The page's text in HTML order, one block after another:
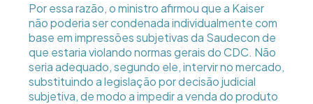
Por essa razão, o ministro afirmou que a Kaiser
não poderia ser condenada individualmente com
base em impressões subjetivas da Saudecon de
que estaria violando normas gerais do CDC. Não
seria adequado, segundo ele, intervir no mercado,
substituindo a legislação por decisão judicial
subjetiva, de modo a impedir a venda do produto